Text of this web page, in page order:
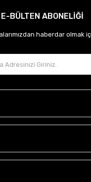
E-BÜLTEN ABONELİĞİ
haberdar olmak